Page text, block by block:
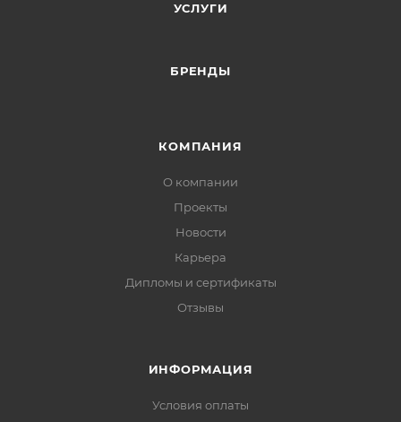
УСЛУГИ
БРЕНДЫ
КОМПАНИЯ
О компании
Проекты
Новости
Карьера
Дипломы и сертификаты
Отзывы
ИНФОРМАЦИЯ
Условия оплаты